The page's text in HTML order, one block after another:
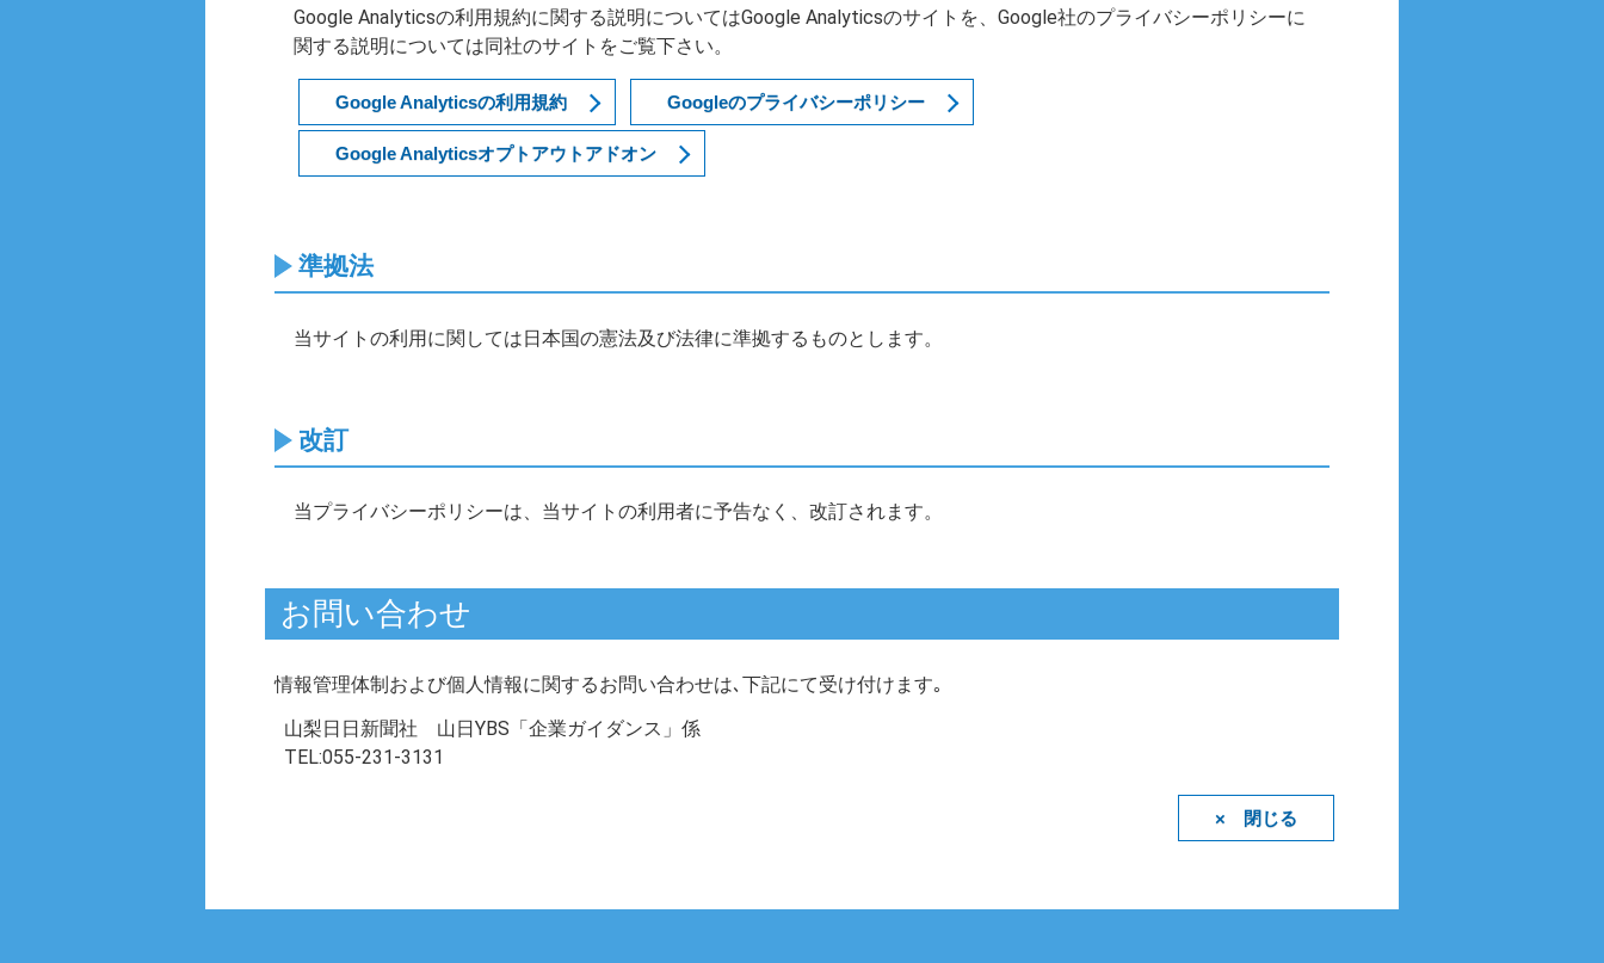
Google Analyticsの利用規約に関する説明についてはGoogle Analyticsのサイトを、Google社のプライバシーポリシーに
関する説明については同社のサイトをご覧下さい。
Google Analyticsの利用規約 Googleのプライバシーポリシー
Google Analyticsオプトアウトアドオン
準拠法
当サイトの利用に関しては日本国の憲法及び法律に準拠するものとします。
改訂
当プライバシーポリシーは、当サイトの利用者に予告なく、改訂されます。
お問い合わせ
情報管理体制および個人情報に関するお問い合わせは､下記にて受け付けます｡
山梨日日新聞社 山日YBS「企業ガイダンス」係
TEL:055-231-3131
× 閉じる